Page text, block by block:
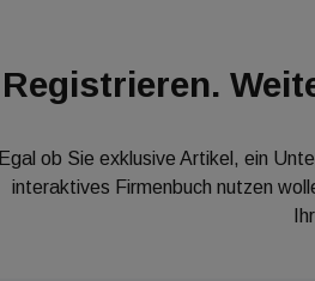
Registrieren.
Egal ob Sie exklusive Artikel, ein
interaktives Firmenbuch nutzen